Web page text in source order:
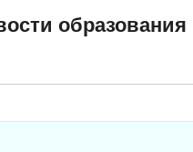
образования